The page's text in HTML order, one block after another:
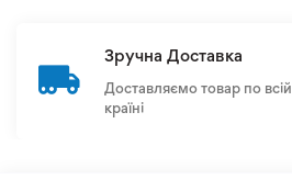
Зручна Доставка
Доставляємо товар по всій
країні